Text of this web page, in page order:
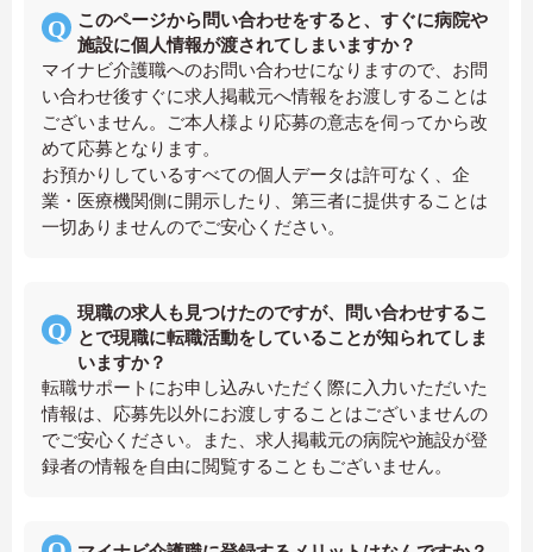
このページから問い合わせをすると、すぐに病院や
施設に個人情報が渡されてしまいますか？
マイナビ介護職へのお問い合わせになりますので、お問
い合わせ後すぐに求人掲載元へ情報をお渡しすることは
ございません。ご本人様より応募の意志を伺ってから改
めて応募となります。
お預かりしているすべての個人データは許可なく、企
業・医療機関側に開示したり、第三者に提供することは
一切ありませんのでご安心ください。
現職の求人も見つけたのですが、問い合わせするこ
とで現職に転職活動をしていることが知られてしま
いますか？
転職サポートにお申し込みいただく際に入力いただいた
情報は、応募先以外にお渡しすることはございませんの
でご安心ください。また、求人掲載元の病院や施設が登
録者の情報を自由に閲覧することもございません。